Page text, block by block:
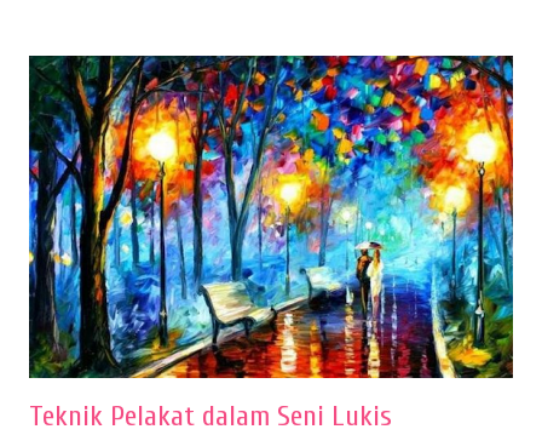
memiliki spesifikasi berbeda sesuai jenisnya. Berikut peralatan
menggambar bentuk: 1. Kertas Gambar Kegiatan menggambar
membutuhkan kertas yang baik agar proses pembuatan gambar lebih
nyaman dan maksimal. Bahan kertas yang baik salah satu syaratnya
adalah tidak mudah sobek, mengingat menggambar merupakan
proses menggores dan menghapus. Kertas adalah bahan yang paling
ideal digunakan untuk menggambar. Dalam menggambar
menggunakan pen...
Teknik Pelakat dalam Seni Lukis